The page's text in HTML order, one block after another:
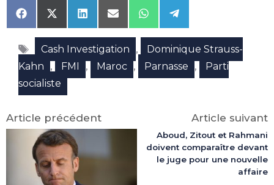
Share
on
Facebook
Share
on
X
(Twitter)
Share
on
LinkedIn
Share
on
Email
Share
on
WhatsApp
Share
on
Telegram
Étiquettes
Cash Investigation ,
Dominique Strauss-
Kahn
, FMI , Maroc , Parnasse ,
Parti
socialiste
Article précédent Article suivant
Aboud, Zitout et Rahmani
doivent comparaître devant
le juge pour une nouvelle
affaire